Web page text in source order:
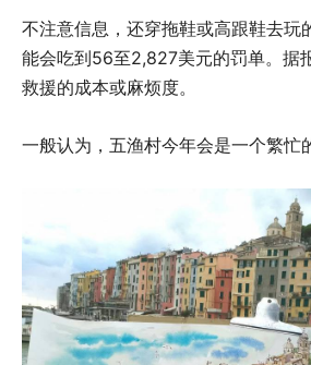
不注意信息，还穿拖鞋或高跟鞋去玩
能会吃到56至2,827美元的罚单。据
救援的成本或麻烦度。
一般认为，五渔村今年会是一个繁忙